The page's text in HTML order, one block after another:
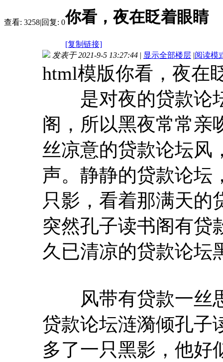
查看: 3258|回复: 0你看，夜在眨着眼睛
[复制链接]
发表于 2021-9-5 13:27:44 | 显示全部楼层 |阅读模
html模版你看，夜在
是对夜的贷款论坛
阁，所以黑夜常常亲
丝凉意的贷款论坛风
声。静静的贷款论坛
只影，看着那满天的
突然孔子读书阁有贷
久已清凉的贷款论坛
风带有贷款一丝思
贷款论坛涟漪倾孔子
多了一只黑影，他好